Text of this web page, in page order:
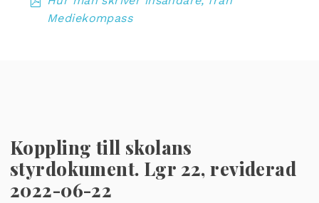
Mediekompass
Koppling till skolans
styrdokument. Lgr 22, reviderad
2022-06-22